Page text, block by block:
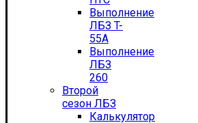
Выполнение
ЛБЗ T-
55А
Выполнение
ЛБЗ
260
Второй
сезон ЛБЗ
Калькулятор